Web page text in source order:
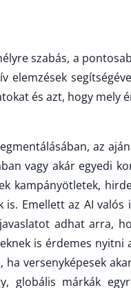
szabás, a
elemzések
és azt, hogy mely
az
vagy akár egyedi
kampányötletek,
Emellett az AI valós
adhat arra,
is érdemes nyitni
, ha versenyképesek
globális márkák